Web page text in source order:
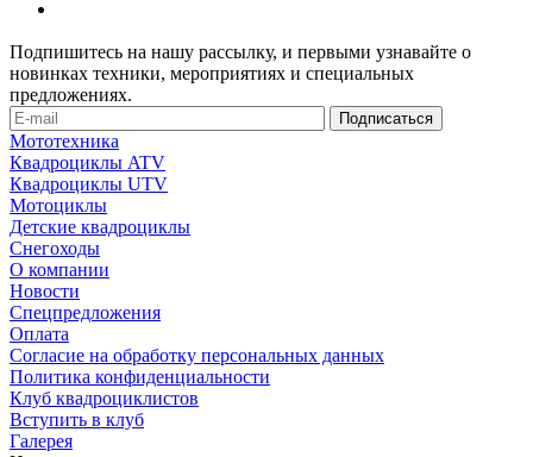
Подпишитесь на нашу рассылку, и первыми узнавайте о
новинках техники, мероприятиях и специальных
предложениях.
Мототехника
Квадроциклы ATV
Квадроциклы UTV
Мотоциклы
Детские квадроциклы
Снегоходы
О компании
Новости
Спецпредложения
Оплата
Согласие на обработку персональных данных
Политика конфиденциальности
Клуб квадроциклистов
Вступить в клуб
Галерея